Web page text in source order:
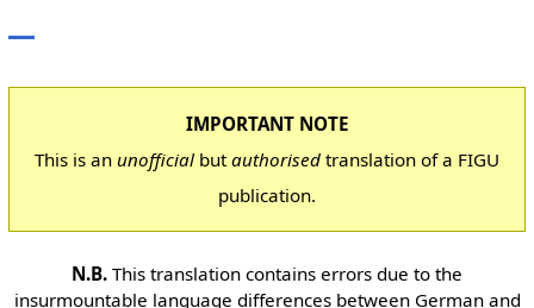
IMPORTANT NOTE
This is an unofficial butauthorised translation of a FIGU
publication.
N.B. This translation contains errors due to the
insurmountable language differences between German and